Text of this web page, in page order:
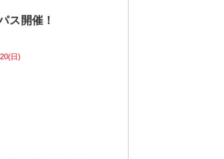
ス開催！
日)